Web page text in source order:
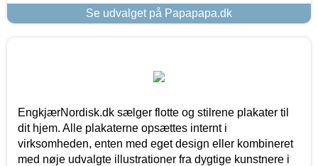
Se udvalget på Papapapa.dk
EngkjærNordisk.dk sælger flotte og stilrene plakater til
dit hjem. Alle plakaterne opsættes internt i
virksomheden, enten med eget design eller kombineret
med nøje udvalgte illustrationer fra dygtige kunstnere i